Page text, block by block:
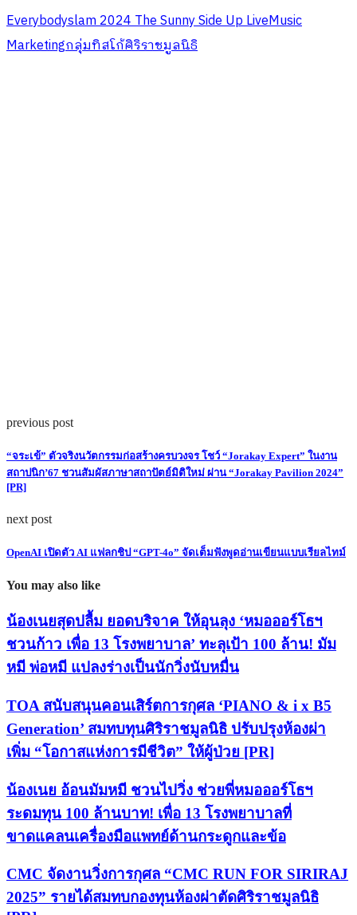
Everybodyslam 2024 The Sunny Side Up LiveMusic
Marketingกลุ่มทิสโก้ศิริราชมูลนิธิ
previous post
“จระเข้” ตัวจริงนวัตกรรมก่อสร้างครบวงจร โชว์ “Jorakay Expert” ในงาน
สถาปนิก’67 ชวนสัมผัสภาษาสถาปัตย์มิติใหม่ ผ่าน “Jorakay Pavilion 2024”
[PR]
next post
OpenAI เปิดตัว AI แฟลกชิป “GPT-4o” จัดเต็มฟังพูดอ่านเขียนแบบเรียลไทม์
You may also like
น้องเนยสุดปลื้ม ยอดบริจาค ให้อุนลุง ‘หมอออร์โธฯ
ชวนก้าว เพื่อ 13 โรงพยาบาล’ ทะลุเป้า 100 ล้าน! มัม
หมี พ่อหมี แปลงร่างเป็นนักวิ่งนับหมื่น
TOA สนับสนุนคอนเสิร์ตการกุศล ‘PIANO & i x B5
Generation’ สมทบทุนศิริราชมูลนิธิ ปรับปรุงห้องผ่า
เพิ่ม “โอกาสแห่งการมีชีวิต” ให้ผู้ป่วย [PR]
น้องเนย อ้อนมัมหมี ชวนไปวิ่ง ช่วยพี่หมอออร์โธฯ
ระดมทุน 100 ล้านบาท! เพื่อ 13 โรงพยาบาลที่
ขาดแคลนเครื่องมือแพทย์ด้านกระดูกและข้อ
CMC จัดงานวิ่งการกุศล “CMC RUN FOR SIRIRAJ
2025” รายได้สมทบกองทุนห้องผ่าตัดศิริราชมูลนิธิ